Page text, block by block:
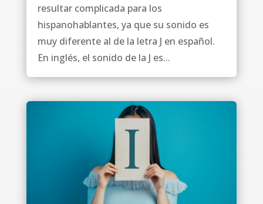
resultar complicada para los
hispanohablantes, ya que su sonido es
muy diferente al de la letra J en español.
En inglés, el sonido de la J es...